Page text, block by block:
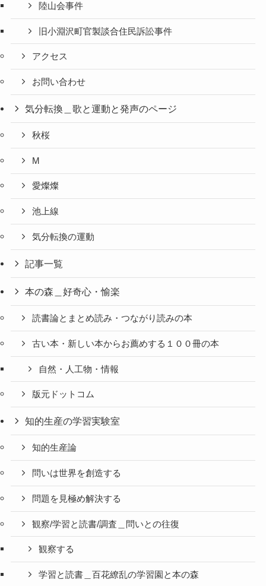
陸山会事件
旧小淵沢町官製談合住民訴訟事件
アクセス
お問い合わせ
気分転換＿歌と運動と発声のページ
秋桜
M
愛燦燦
池上線
気分転換の運動
記事一覧
本の森＿好奇心・愉楽
読書論とまとめ読み・つながり読みの本
古い本・新しい本からお薦めする１００冊の本
自然・人工物・情報
版元ドットコム
知的生産の学習実験室
知的生産論
問いは世界を創造する
問題を見極め解決する
観察/学習と読書/調査＿問いとの往復
観察する
学習と読書＿百花繚乱の学習園と本の森